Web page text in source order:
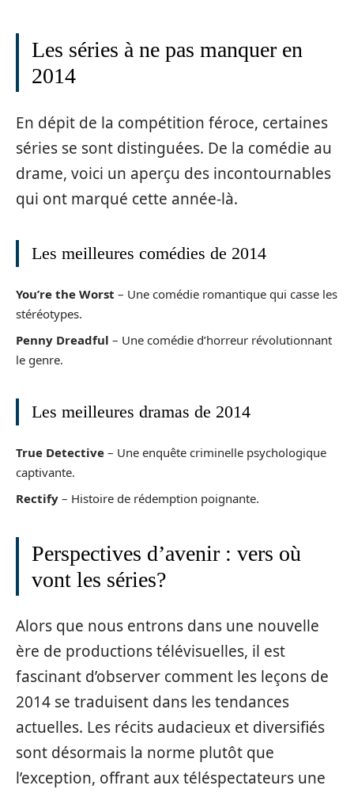
Les séries à ne pas manquer en
2014
En dépit de la compétition féroce, certaines
séries se sont distinguées. De la comédie au
drame, voici un aperçu des incontournables
qui ont marqué cette année-là.
Les meilleures comédies de 2014
You’re the Worst – Une comédie romantique qui casse les
stéréotypes.
Penny Dreadful – Une comédie d’horreur révolutionnant
le genre.
Les meilleures dramas de 2014
True Detective – Une enquête criminelle psychologique
captivante.
Rectify – Histoire de rédemption poignante.
Perspectives d’avenir : vers où
vont les séries?
Alors que nous entrons dans une nouvelle
ère de productions télévisuelles, il est
fascinant d’observer comment les leçons de
2014 se traduisent dans les tendances
actuelles. Les récits audacieux et diversifiés
sont désormais la norme plutôt que
l’exception, offrant aux téléspectateurs une